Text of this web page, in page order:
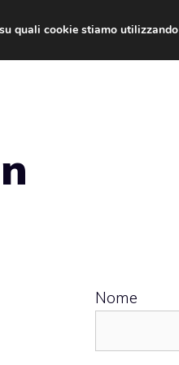
Nome
quali cookie stiamo utilizzando